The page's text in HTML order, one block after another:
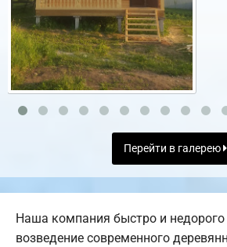
Перейти в галерею
Наша компания быстро и
возведение современного